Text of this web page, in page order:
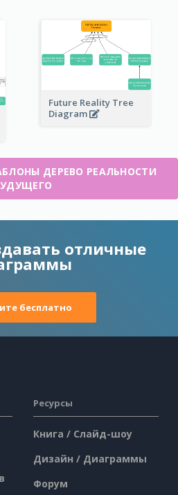
Future Reality Tree
Diagram
ДЕРЕВО РЕАЛЬНОСТИ
отличные
бесплатно
Ресурсы
Книга / Слайд-шоу
Дизайн / Диаграммы
Форум